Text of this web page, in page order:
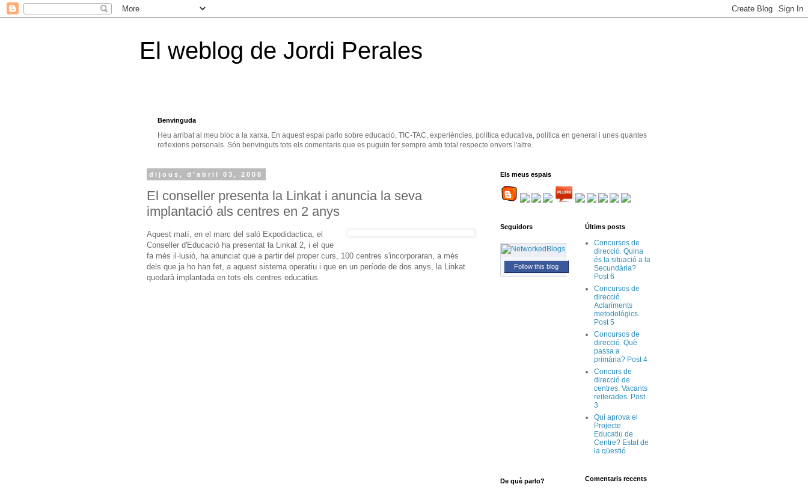
El weblog de Jordi Perales
Benvinguda
Heu arribat al meu bloc a la xarxa. En aquest espai parlo sobre educació, TIC-TAC, experiències, política educativa, política en general i unes quantes
reflexions personals. Són benvinguts tots els comentaris que es puguin fer sempre amb total respecte envers l'altre.
dijous, d’abril 03, 2008
El conseller presenta la Linkat i anuncia la seva
implantació als centres en 2 anys
Aquest matí, en el marc del saló Expodidactica, el
Conseller d'Educació ha presentat la Linkat 2, i el que
fa més il·lusió, ha anunciat que a partir del proper curs, 100 centres s'incorporaran, a més
dels que ja ho han fet, a aquest sistema operatiu i que en un període de dos anys, la Linkat
quedarà implantada en tots els centres educatius.
Els meus espais
Seguidors
Follow this blog
De què parlo?
Últims posts
Concursos de
direcció. Quina
és la situació a la
Secundària?
Post 6
Concursos de
direcció.
Aclariments
metodològics.
Post 5
Concursos de
direcció. Què
passa a
primària? Post 4
Concurs de
direcció de
centres. Vacants
reiterades. Post
3
Qui aprova el
Projecte
Educatiu de
Centre? Estat de
la qüestió
Comentaris recents